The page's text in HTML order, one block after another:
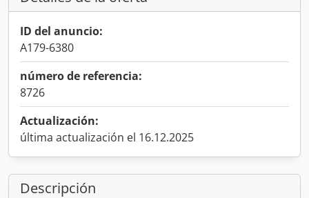
ID del anuncio:
A179-6380
número de referencia:
8726
Actualización:
última actualización el 16.12.2025
Descripción